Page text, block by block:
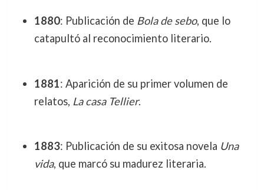
1880: Publicación de Bola de sebo, que lo
catapultó al reconocimiento literario.
1881: Aparición de su primer volumen de
relatos, La casa Tellier.
1883: Publicación de su exitosa novela Una
vida, que marcó su madurez literaria.